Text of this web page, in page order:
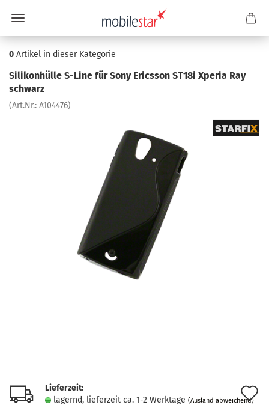
0 Artikel in dieser Kategorie
Si­li­kon­hül­le S-​Line für Sony Erics­son ST18i Xpe­ria Ray
schwarz
(Art.Nr.: A104476)
Lieferzeit:
lagernd, lieferzeit ca. 1-2 Werktage (Ausland abweichend)